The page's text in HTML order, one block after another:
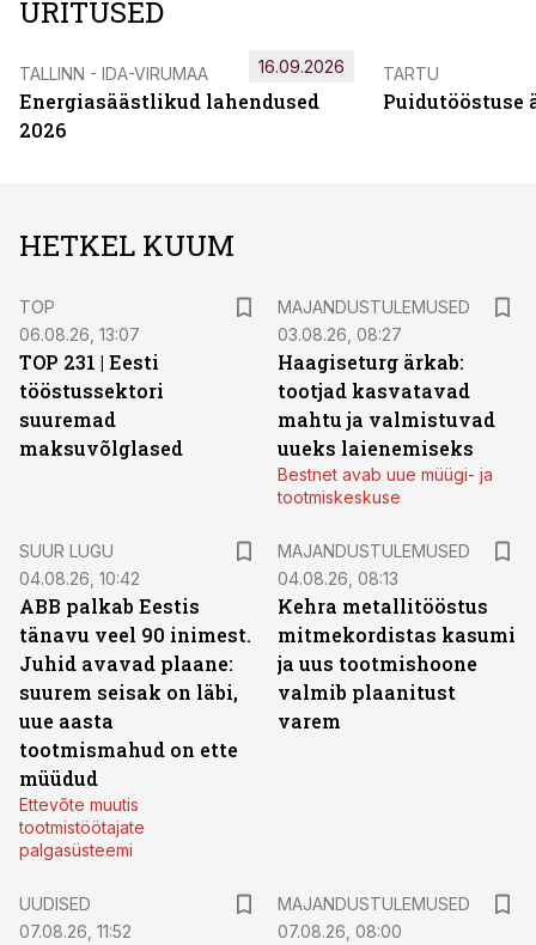
ÜRITUSED
TALLINN - IDA-VIRUMAA
Energiasäästlikud lahendused
2026
16.09.2026 TARTU
Puidutööstuse
HETKEL KUUM
TOP
06.08.26, 13:07
TOP 231 | Eesti
tööstussektori
suuremad
maksuvõlglased
MAJANDUSTULEMUSED
03.08.26, 08:27
Haagiseturg ärkab:
tootjad kasvatavad
mahtu ja valmistuvad
uueks laienemiseks
Bestnet avab uue müügi- ja
tootmiskeskuse
SUUR LUGU
04.08.26, 10:42
ABB palkab Eestis
tänavu veel 90 inimest.
Juhid avavad plaane:
suurem seisak on läbi,
uue aasta
tootmismahud on ette
müüdud
Ettevõte muutis
tootmistöötajate
palgasüsteemi
MAJANDUSTULEMUSED
04.08.26, 08:13
Kehra metallitööstus
mitmekordistas kasumi
ja uus tootmishoone
valmib plaanitust
varem
UUDISED
07.08.26, 11:52
MAJANDUSTULEMUSED
07.08.26, 08:00